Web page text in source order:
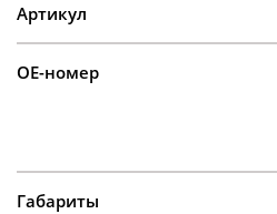
Артикул
OE-номер
Габариты